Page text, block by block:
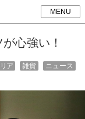
MENU
心強い！
ニュース
雑貨
ア